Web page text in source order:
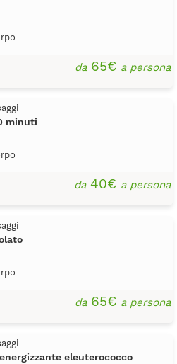
da65€ a persona
minuti
da40€ a persona
da65€ a persona
eleuterococco